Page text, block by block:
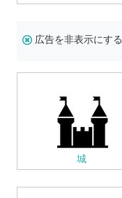
広告を非表示にする
城